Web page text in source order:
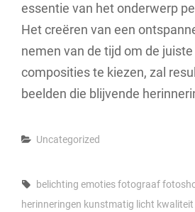
essentie van het onderwerp
Het creëren van een
nemen van de tijd om de
composities te kiezen, zal
beelden die blijvende
Categories
Uncategorized
Tags,
belichting emotiesfotograaf
herinneringen kunstmatig licht kwaliteit